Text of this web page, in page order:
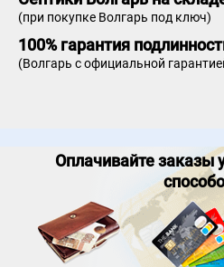
(при покупке Волгарь под ключ)
100% гарантия
(Волгарь с официальной
Оплачивайте заказы